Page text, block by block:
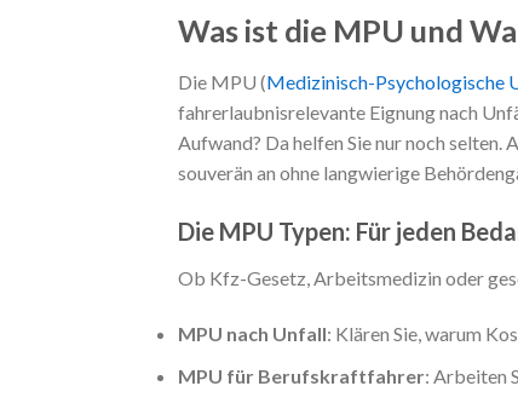
Was ist die MPU und
Die MPU (Medizinisch-Psychologische
fahrerlaubnisrelevante Eignung nach
Aufwand? Da helfen Sie nur noch selten.
souverän an ohne langwierige
Die MPU Typen: Für jeden
Ob Kfz-Gesetz, Arbeitsmedizin oder
MPU nach Unfall: Klären Sie, warum
MPU für Berufskraftfahrer: Arbeiten